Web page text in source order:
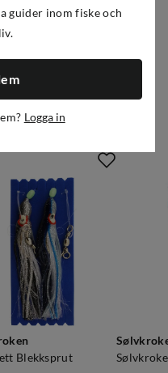
:315517
Blekksprut
guider inom fiske och
Logga in